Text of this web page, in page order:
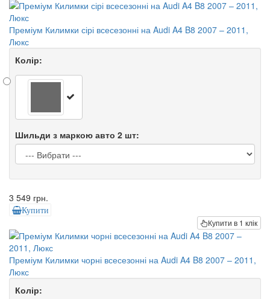
Преміум Килимки сірі всесезонні на Audi A4 B8 2007 – 2011,
Люкс
Колір:
Шильди з маркою авто 2 шт:
3 549 грн.
Купити
Купити в 1 клік
Преміум Килимки чорні всесезонні на Audi A4 B8 2007 – 2011,
Люкс
Колір: